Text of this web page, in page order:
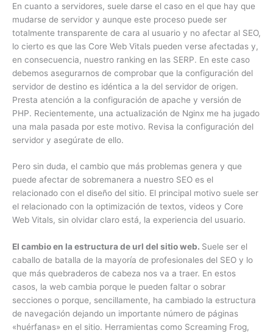
En cuanto a servidores, suele darse el caso en el que hay que
mudarse de servidor y aunque este proceso puede ser
totalmente transparente de cara al usuario y no afectar al SEO,
lo cierto es que las Core Web Vitals pueden verse afectadas y,
en consecuencia, nuestro ranking en las SERP. En este caso
debemos asegurarnos de comprobar que la configuración del
servidor de destino es idéntica a la del servidor de origen.
Presta atención a la configuración de apache y versión de
PHP. Recientemente, una actualización de Nginx me ha jugado
una mala pasada por este motivo. Revisa la configuración del
servidor y asegúrate de ello.
Pero sin duda, el cambio que más problemas genera y que
puede afectar de sobremanera a nuestro SEO es el
relacionado con el diseño del sitio. El principal motivo suele ser
el relacionado con la optimización de textos, videos y Core
Web Vitals, sin olvidar claro está, la experiencia del usuario.
El cambio en la estructura de url del sitio web. Suele ser el
caballo de batalla de la mayoría de profesionales del SEO y lo
que más quebraderos de cabeza nos va a traer. En estos
casos, la web cambia porque le pueden faltar o sobrar
secciones o porque, sencillamente, ha cambiado la estructura
de navegación dejando un importante número de páginas
«huérfanas» en el sitio. Herramientas como Screaming Frog,